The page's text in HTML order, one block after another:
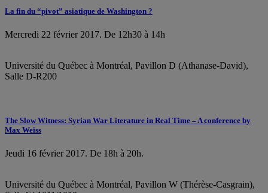
La fin du “pivot” asiatique de Washington ?
Mercredi 22 février 2017. De 12h30 à 14h
Université du Québec à Montréal, Pavillon D (Athanase-David),
Salle D-R200
The Slow Witness: Syrian War Literature in Real Time – A conference by
Max Weiss
Jeudi 16 février 2017. De 18h à 20h.
Université du Québec à Montréal, Pavillon W (Thérèse-Casgrain),